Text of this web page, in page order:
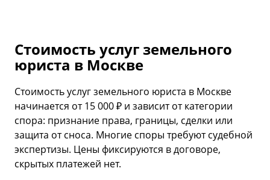
Стоимость услуг земельного
юриста в Москве
Стоимость услуг земельного юриста в Москве
начинается от 15 000 ₽ и зависит от категории
спора: признание права, границы, сделки или
защита от сноса. Многие споры требуют судебной
экспертизы. Цены фиксируются в договоре,
скрытых платежей нет.